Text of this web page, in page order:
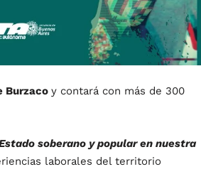
Burzaco y contará con más de 300
soberano y popular en nuestra
laborales del territorio